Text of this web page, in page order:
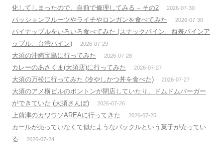
化してしまったので、自前で修理してみる – その2
2026-07-30
パッションフルーツやライチやロンガンを食べてみた 2026-07-30
パイナップルをいろいろ食べてみた (スナックパイン、西表パインア
ップル、台湾パイン)
2026-07-29
大須の沖縄宝島に行ってみた 2026-07-28
カレーのあさくま(大須店)に行ってみた 2026-07-27
大須の万松に行ってみた (冷やしかつ丼を食べた) 2026-07-27
大須のアメ横ビルのボントンが閉店していたり、ドムドムバーガー
ができていた (大須さんぼ)
2026-07-26
上前津のカワウソAREAに行ってきた 2026-07-25
カールが売っていなくて似たようなパックルという菓子が売ってい
る
2026-07-24